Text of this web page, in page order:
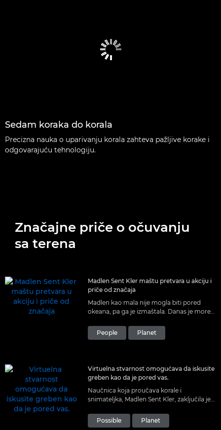
Sedam koraka do korala
Precizna nauka o uparivanju korala zahteva pažljive korake i
odgovarajuću tehnologiju.
Značajne priče o očuvanju
sa terena
Madlen Sent Kler maštu pretvara u akciju i
priče od značaja
Madlen kao mala nije mogla biti pored
okeana, pa ga je izmaštala. Danas je more
People
Planet
Virtuelna stvarnost omogućava da iskusite
greben kao da je pored vas.
Naučnica koja proučava korale i
snimateljka, Madlen Sent Kler, zaključila je
to da vidite stvaran greben, ali i da ga
osetite.
Possible Planet